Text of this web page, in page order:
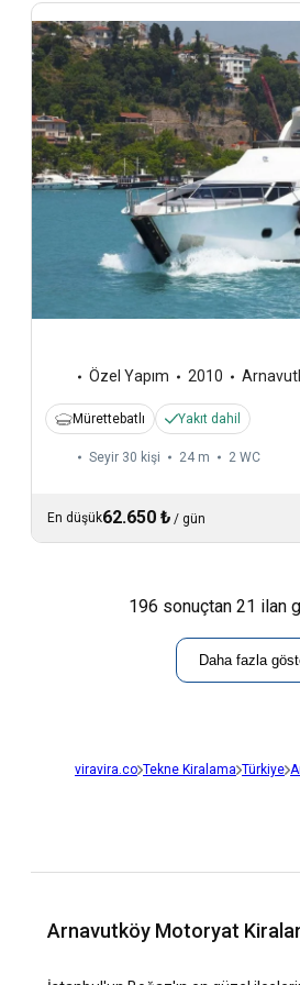
Özel Yapım 2010
Mürettebatlı Yakıt dahil
Seyir 30 kişi 24 m 2 WC
En düşük62.650 ₺ / gün
196 sonuçtan 21 ilan
Daha fazla
viravira.co Tekne Kiralama Türkiye
Arnavutköy Motoryat